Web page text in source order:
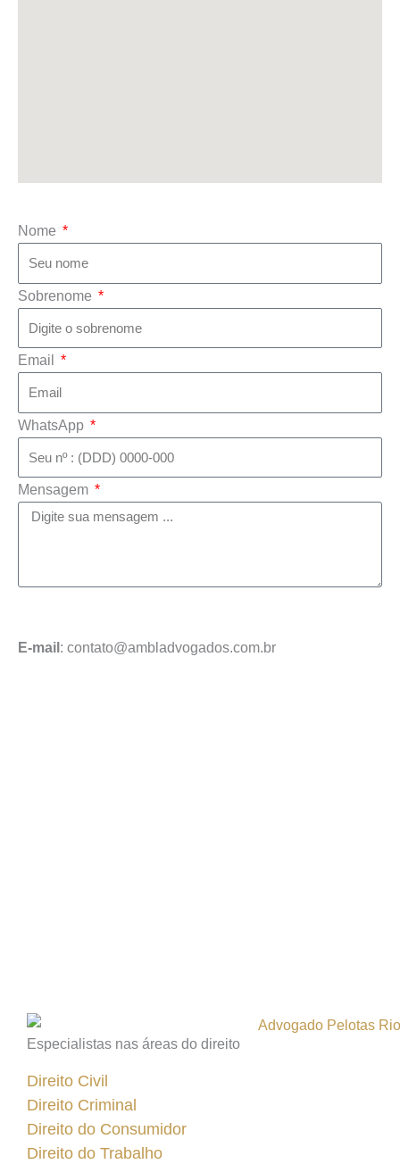
Nome
Sobrenome
Email
WhatsApp
Mensagem
E-mail : contato@ambladvogados.com.br
Especialistas nas áreas do direito
Direito Civil
Direito Criminal
Direito do Consumidor
Direito do Trabalho